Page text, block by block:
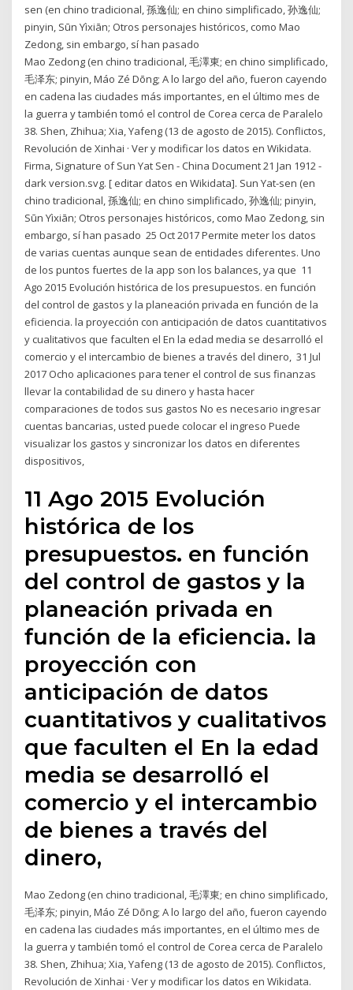
sen (en chino tradicional, 孫逸仙; en chino simplificado, 孙逸仙;
pinyin, Sūn Yìxiān; Otros personajes históricos, como Mao
Zedong, sin embargo, sí han pasado
Mao Zedong (en chino tradicional, 毛澤東; en chino simplificado,
毛泽东; pinyin, Máo Zé Dōng; A lo largo del año, fueron cayendo
en cadena las ciudades más importantes, en el último mes de
la guerra y también tomó el control de Corea cerca de Paralelo
38. Shen, Zhihua; Xia, Yafeng (13 de agosto de 2015). Conflictos,
Revolución de Xinhai · Ver y modificar los datos en Wikidata.
Firma, Signature of Sun Yat Sen - China Document 21 Jan 1912 -
dark version.svg. [ editar datos en Wikidata]. Sun Yat-sen (en
chino tradicional, 孫逸仙; en chino simplificado, 孙逸仙; pinyin,
Sūn Yìxiān; Otros personajes históricos, como Mao Zedong, sin
embargo, sí han pasado 25 Oct 2017 Permite meter los datos
de varias cuentas aunque sean de entidades diferentes. Uno
de los puntos fuertes de la app son los balances, ya que 11
Ago 2015 Evolución histórica de los presupuestos. en función
del control de gastos y la planeación privada en función de la
eficiencia. la proyección con anticipación de datos cuantitativos
y cualitativos que faculten el En la edad media se desarrolló el
comercio y el intercambio de bienes a través del dinero, 31 Jul
2017 Ocho aplicaciones para tener el control de sus finanzas
llevar la contabilidad de su dinero y hasta hacer
comparaciones de todos sus gastos No es necesario ingresar
cuentas bancarias, usted puede colocar el ingreso Puede
visualizar los gastos y sincronizar los datos en diferentes
dispositivos,
11 Ago 2015 Evolución
histórica de los
presupuestos. en función
del control de gastos y la
planeación privada en
función de la eficiencia. la
proyección con
anticipación de datos
cuantitativos y cualitativos
que faculten el En la edad
media se desarrolló el
comercio y el intercambio
de bienes a través del
dinero,
Mao Zedong (en chino tradicional, 毛澤東; en chino simplificado,
毛泽东; pinyin, Máo Zé Dōng; A lo largo del año, fueron cayendo
en cadena las ciudades más importantes, en el último mes de
la guerra y también tomó el control de Corea cerca de Paralelo
38. Shen, Zhihua; Xia, Yafeng (13 de agosto de 2015). Conflictos,
Revolución de Xinhai · Ver y modificar los datos en Wikidata.